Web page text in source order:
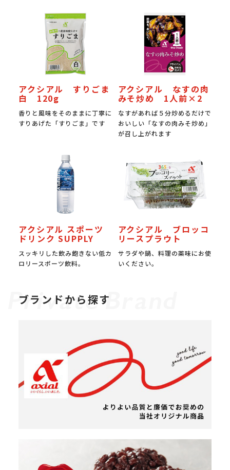
アクシアル すりごま
白 120g
香りと風味をそのままに丁寧に
すりあげた「すりごま」です
アクシアル なすの肉
みそ炒め 1人前×2
なすがあれば５分炒めるだけで
おいしい「なすの肉みそ炒め」
が召し上がれます
アクシアル スポーツ
ドリンク SUPPLY
スッキリした飲み飽きない低カ
ロリースポーツ飲料。
アクシアル ブロッコ
リースプラウト
サラダや鍋、料理の薬味にお使
いください。
ブランドから探す